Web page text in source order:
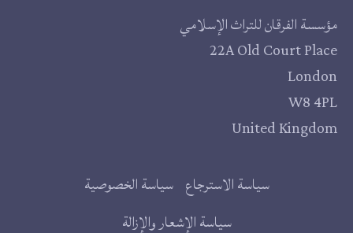
مقر
المؤسسة
مؤسسة الفرقان للتراث الإسلامي
22A Old Court Place
London
W8 4PL
United Kingdom
سياسة الاسترجاع سياسة الخصوصية
سياسة الإشعار والإزالة